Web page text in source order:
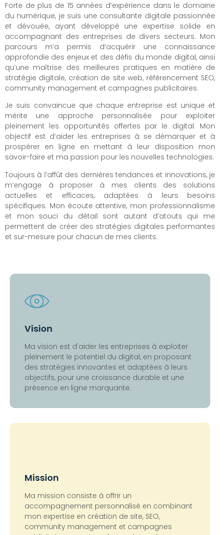
Forte de plus de 15 années d’expérience dans le domaine
du numérique, je suis une consultante digitale passionnée
et dévouée, ayant développé une expertise solide en
accompagnant des entreprises de divers secteurs. Mon
parcours m’a permis d’acquérir une connaissance
approfondie des enjeux et des défis du monde digital, ainsi
qu’une maîtrise des meilleures pratiques en matière de
stratégie digitale, création de site web, référencement SEO,
community management et campagnes publicitaires.
Je suis convaincue que chaque entreprise est unique et
mérite une approche personnalisée pour exploiter
pleinement les opportunités offertes par le digital. Mon
objectif est d’aider les entreprises à se démarquer et à
prospérer en ligne en mettant à leur disposition mon
savoir-faire et ma passion pour les nouvelles technologies.
Toujours à l’affût des dernières tendances et innovations, je
m’engage à proposer à mes clients des solutions
actuelles et efficaces, adaptées à leurs besoins
spécifiques. Mon écoute attentive, mon professionnalisme
et mon souci du détail sont autant d’atouts qui me
permettent de créer des stratégies digitales performantes
et sur-mesure pour chacun de mes clients.
Vision
Ma vision est d'aider les entreprises à exploiter
pleinement le potentiel du digital, en proposant
des stratégies innovantes et adaptées à leurs
objectifs, pour une croissance durable et une
présence en ligne marquante.
Mission
Ma mission consiste à offrir un
accompagnement personnalisé en combinant
mon expertise en création de site, SEO,
community management et campagnes